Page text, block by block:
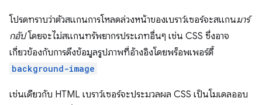
โปรดทราบว่าตัวสแกนการโหลดล่วงหน้าของเบราว์เซอร์จะสแกนมาร์
กอัปโดยจะไม่สแกนทรัพยากรประเภทอื่นๆ เช่น CSS ซึ่งอาจ
เกี่ยวข้องกับการดึงข้อมูลรูปภาพที่อ้างอิงโดยพร็อพเพอร์ตี้
background-image
เช่นเดียวกับ HTML เบราว์เซอร์จะประมวลผล CSS เป็นโมเดลออบ